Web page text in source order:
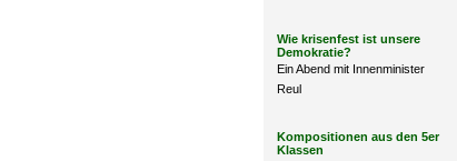
Wie krisenfest ist unsere
Demokratie?
Ein Abend mit Innenminister
Reul
Kompositionen aus den 5er
Klassen